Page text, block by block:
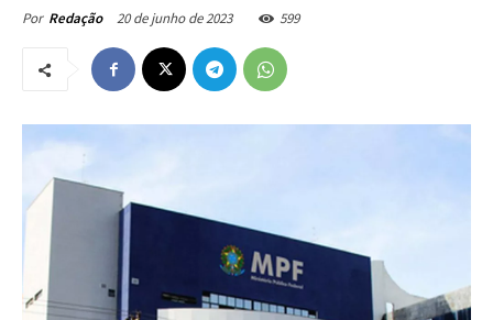
Por Redação 20 de junho de 2023 599